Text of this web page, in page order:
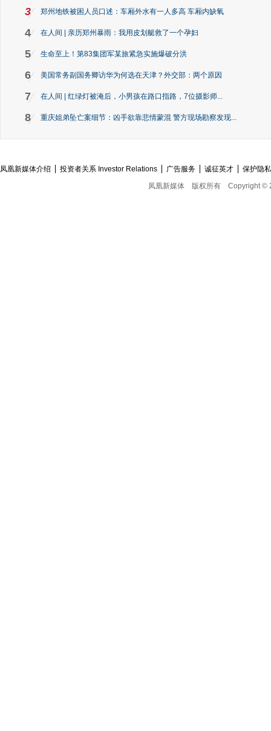
3 郑州地铁被困人员口述：车厢外水有一人多高 车厢内缺氧
4 在人间 | 亲历郑州暴雨：我用皮划艇救了一个孕妇
5 生命至上！第83集团军某旅紧急实施爆破分洪
6 美国常务副国务卿访华为何选在天津？外交部：两个原因
7 在人间 | 红绿灯被淹后，小男孩在路口指路，7位摄影师...
8 重庆姐弟坠亡案细节：凶手欲靠悲情蒙混 警方现场勘察发现...
凤凰新媒体介绍 投资者关系 Investor Relations 广告服务 诚征英才
保护隐
凤凰新媒体
版权所有 Copyright ©